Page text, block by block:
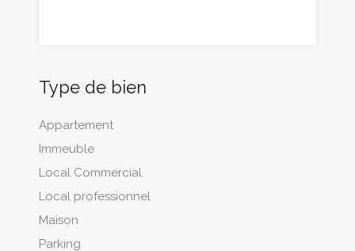
Type de bien
Appartement
Immeuble
Local Commercial
Local professionnel
Maison
Parking